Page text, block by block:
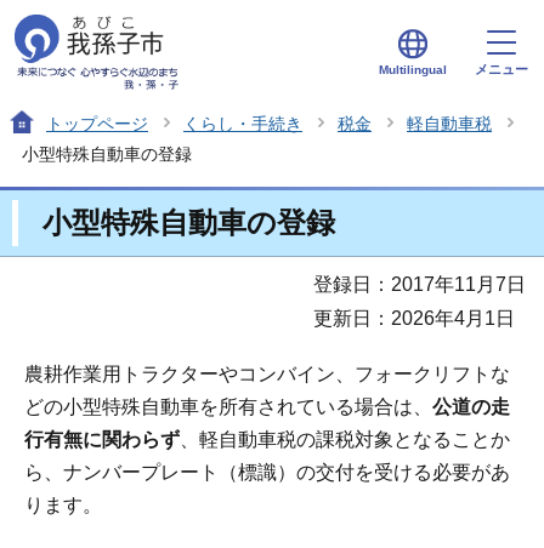
Multilingual メニュー
トップページ くらし・手続き 税金
軽自動車税
小型特殊自動車の登録
小型特殊自動車の登録
登録日：2017年11月7日
更新日：2026年4月1日
農耕作業用トラクターやコンバイン、フォークリフトな
どの小型特殊自動車を所有されている場合は、 公道の走
行有無に関わらず 、軽自動車税の課税対象となることか
ら、ナンバープレート（標識）の交付を受ける必要があ
ります。